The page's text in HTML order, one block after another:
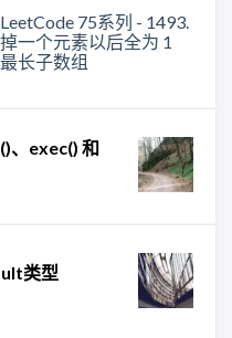
、exec() 和
类型